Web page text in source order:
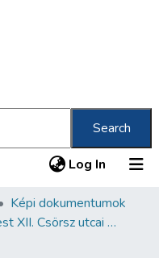
Search
Log In (current)
Képi dokumentumok
Budapest XII. Csörsz utcai Orthodox Zsidó Temető